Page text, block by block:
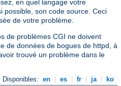
en quel langage votre
possible, son code source. Ceci
de votre problème.
de problèmes CGI ne doivent
de données de bogues de httpd, à
trouvé un problème dans le
Disponibles: en es fr ja
ko